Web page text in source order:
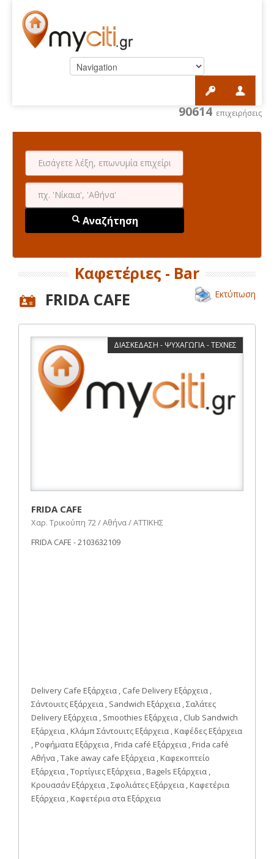
90614 επιχειρήσεις
Αναζήτηση
Καφετέριες - Bar
FRIDA CAFE Εκτύπωση
ΔΙΑΣΚΕΔΑΣΗ - ΨΥΧΑΓΩΓΙΑ - ΤΕΧΝΕΣ
FRIDA CAFE
Χαρ. Τρικούπη 72 / Αθήνα / ΑΤΤΙΚΗΣ
FRIDA CAFE - 2103632109
Delivery Cafe Εξάρχεια , Cafe Delivery Εξάρχεια ,
Σάντουιτς Εξάρχεια , Sandwich Εξάρχεια , Σαλάτες
Delivery Εξάρχεια , Smoothies Εξάρχεια , Club Sandwich
Εξάρχεια , Κλάμπ Σάντουιτς Εξάρχεια , Καφέδες Εξάρχεια
, Ροφήματα Εξάρχεια , Frida café Εξάρχεια , Frida café
Αθήνα , Take away cafe Εξάρχεια , Καφεκοπτείο
Εξάρχεια , Τορτίγιες Εξάρχεια , Bagels Εξάρχεια ,
Κρουασάν Εξάρχεια , Σφολιάτες Εξάρχεια , Καφετέρια
Εξάρχεια , Καφετέρια στα Εξάρχεια